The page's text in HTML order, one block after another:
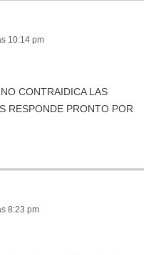
10:14 pm
CONTRAIDICA LAS
RESPONDE PRONTO POR
8:23 pm